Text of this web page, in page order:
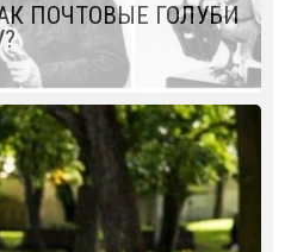
ПОЧТОВЫЕ ГОЛУБИ